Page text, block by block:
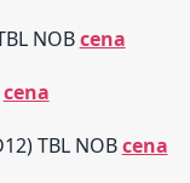
NOBcena
cena
TBL NOBcena